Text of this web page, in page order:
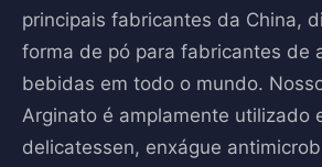
principais fabricantes da China,
forma de pó para fabricantes de
bebidas em todo o mundo.
Arginato é amplamente utilizado
delicatessen, enxágue